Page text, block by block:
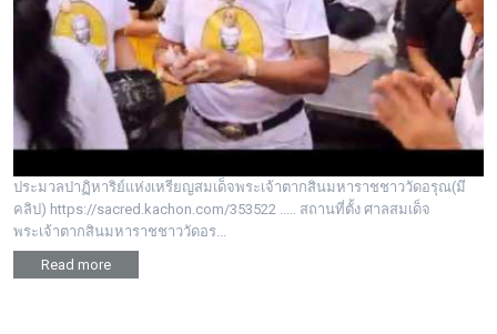
ประมวลปาฏิหาริย์แห่งเหรียญสมเด็จพระเจ้าตากสินมหาราชชาววัดอรุณ(มี
คลิป) https://sacred.kachon.com/353522 ..... สถานที่ตั้ง ศาลสมเด็จ
พระเจ้าตากสินมหาราชชาววัดอร...
Read more